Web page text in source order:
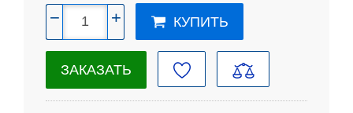
− + КУПИТЬ
ЗАКАЗАТЬ